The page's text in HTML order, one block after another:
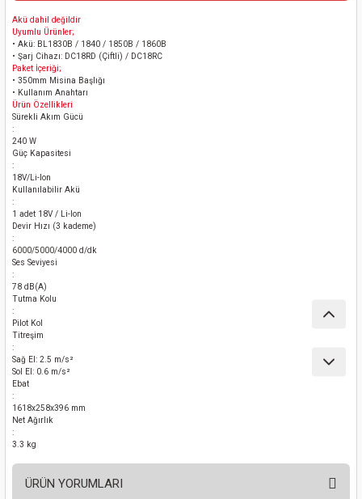
Mak.
Akü dahil değildir
Uyumlu Ürünler;
• Akü: BL1830B / 1840 / 1850B / 1860B
• Şarj Cihazı: DC18RD (Çiftli) / DC18RC
Paket İçeriği;
• 350mm Misina Başlığı
• Kullanım Anahtarı
Ürün Özellikleri
Sürekli Akım Gücü
:
240 W
Güç Kapasitesi
:
18V/Li-lon
Kullanılabilir Akü
:
1 adet 18V / Li-Ion
Devir Hızı (3 kademe)
:
6000/5000/4000 d/dk
Ses Seviyesi
:
78 dB(A)
Tutma Kolu
:
Pilot Kol
Titreşim
:
Sağ El: 2.5 m/s²
Sol El: 0.6 m/s²
Ebat
:
1618x258x396 mm
Net Ağırlık
:
3.3 kg
ÜRÜN YORUMLARI